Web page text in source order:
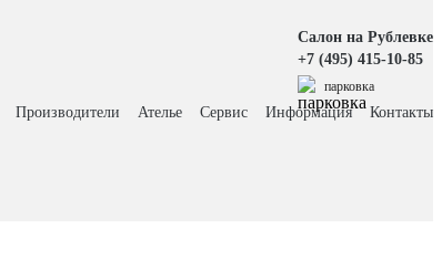
Салон на Рублевке
+7 (495) 415-10-85
парковка
Производители Ателье Сервис Информация Контакты